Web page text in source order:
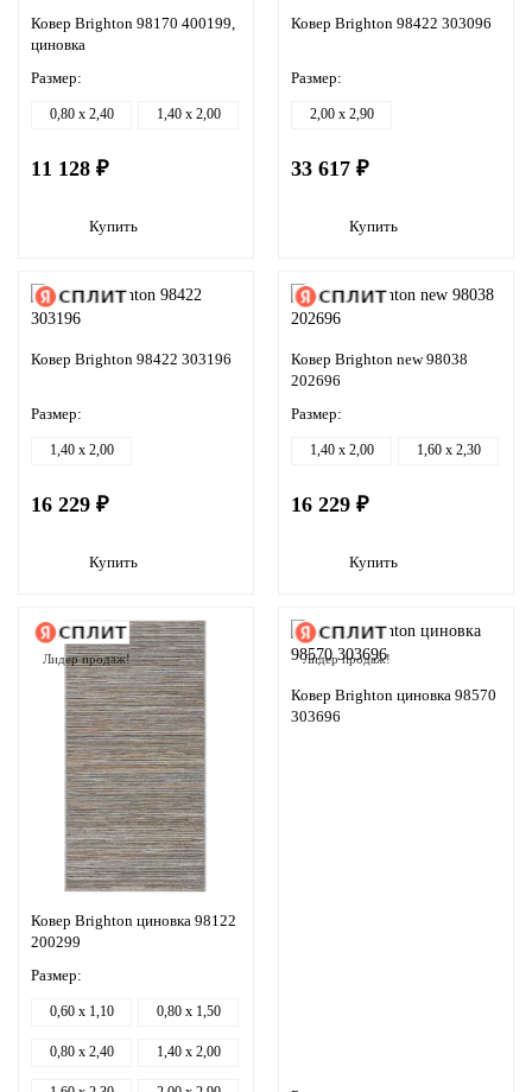
Ковер Brighton 98170 400199,
циновка
Размер:
0,80 x 2,40 1,40 x 2,00
11 128 ₽
Купить
Ковер Brighton 98422 303096
Размер:
2,00 x 2,90
33 617 ₽
Купить
Ковер Brighton 98422 303196
Размер:
1,40 x 2,00
16 229 ₽
Купить
Ковер Brighton new 98038
202696
Размер:
1,40 x 2,00 1,60 x 2,30
16 229 ₽
Купить
Лидер продаж!
Ковер Brighton циновка 98122
200299
Размер:
0,60 x 1,10 0,80 x 1,50
0,80 x 2,40 1,40 x 2,00
Лидер продаж!
Ковер Brighton циновка 98570
303696